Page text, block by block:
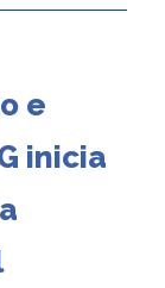
e
inicia